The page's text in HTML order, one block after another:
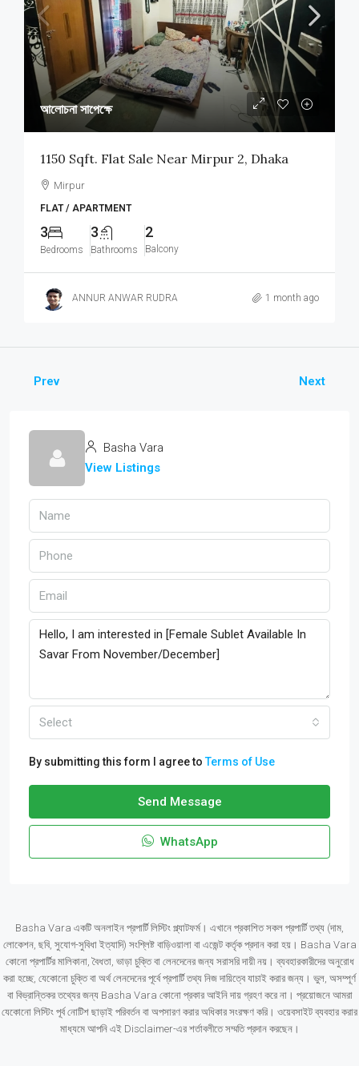
আলোচনা সাপেক্ষে
1150 Sqft. Flat Sale Near Mirpur 2, Dhaka
Mirpur
FLAT / APARTMENT
3
Bedrooms
3
Bathrooms
2
Balcony
ANNUR ANWAR RUDRA 1 month ago
Prev Next
Basha Vara
View Listings
Select
By submitting this form I agree toTerms of Use
Send Message
WhatsApp
Basha Vara একটি অনলাইন প্রপার্টি লিস্টিং প্ল্যাটফর্ম। এখানে প্রকাশিত সকল প্রপার্টি তথ্য (দাম,
লোকেশন, ছবি, সুযোগ-সুবিধা ইত্যাদি) সংশ্লিষ্ট বাড়িওয়ালা বা এজেন্ট কর্তৃক প্রদান করা হয়। Basha Vara
কোনো প্রপার্টির মালিকানা, বৈধতা, ভাড়া চুক্তি বা লেনদেনের জন্য সরাসরি দায়ী নয়। ব্যবহারকারীদের অনুরোধ
করা হচ্ছে, যেকোনো চুক্তি বা অর্থ লেনদেনের পূর্বে প্রপার্টি তথ্য নিজ দায়িত্বে যাচাই করার জন্য। ভুল, অসম্পূর্ণ
বা বিভ্রান্তিকর তথ্যের জন্য Basha Vara কোনো প্রকার আইনি দায় গ্রহণ করে না। প্রয়োজনে আমরা
যেকোনো লিস্টিং পূর্ব নোটিশ ছাড়াই পরিবর্তন বা অপসারণ করার অধিকার সংরক্ষণ করি। ওয়েবসাইট ব্যবহার করার
মাধ্যমে আপনি এই Disclaimer-এর শর্তাবলীতে সম্মতি প্রদান করছেন।